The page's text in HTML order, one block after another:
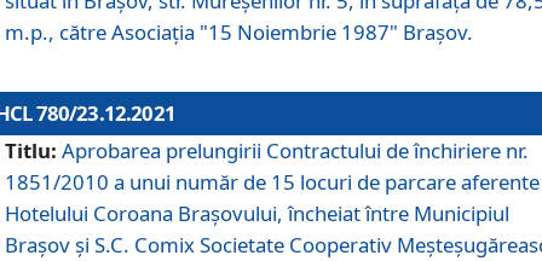
m.p., către Asociaţia "15 Noiembrie 1987" Braşov.
780/23.12.2021
Titlu: Aprobarea prelungirii Contractului de închiriere nr.
1851/2010 a unui număr de 15 locuri de parcare aferente
Hotelului Coroana Brașovului, încheiat între Municipiul
Braşov şi S.C. Comix Societate Cooperativ